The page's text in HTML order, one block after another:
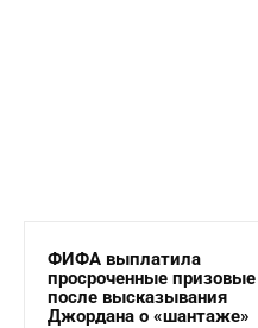
ФИФА выплатила
просроченные призовые
после высказывания
Джордана о «шантаже»